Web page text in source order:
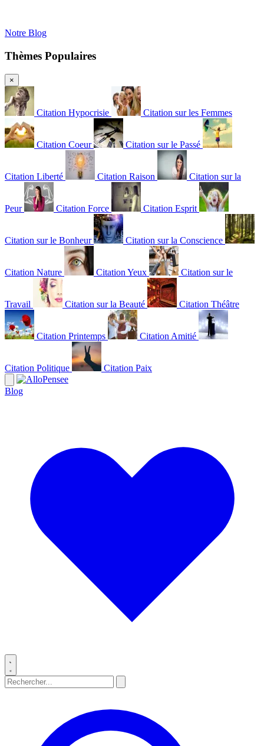
Notre Blog
Thèmes Populaires
×
Citation Hypocrisie Citation sur les Femmes
Citation Coeur Citation sur le Passé
Citation Liberté Citation Raison Citation sur la
Peur Citation Force Citation Esprit
Citation sur le Bonheur Citation sur la Conscience
Citation Nature Citation Yeux Citation sur le
Travail Citation sur la Beauté Citation Théâtre
Citation Printemps Citation Amitié
Citation Politique Citation Paix
Blog